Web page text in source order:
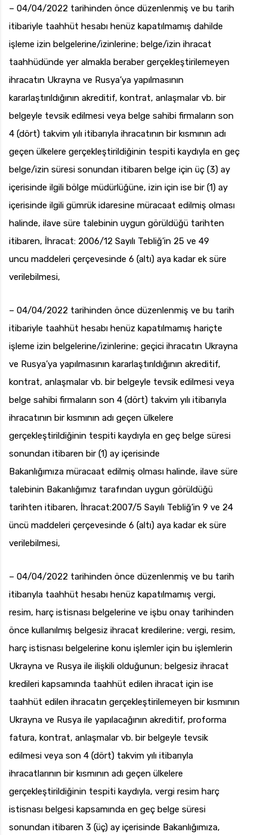
– 04/04/2022 tarihinden önce düzenlenmiş ve bu tarih
itibariyle taahhüt hesabı henüz kapatılmamış dahilde
işleme izin belgelerine/izinlerine; belge/izin ihracat
taahhüdünde yer almakla beraber gerçekleştirilemeyen
ihracatın Ukrayna ve Rusya’ya yapılmasının
kararlaştırıldığının akreditif, kontrat, anlaşmalar vb. bir
belgeyle tevsik edilmesi veya belge sahibi firmaların son
4 (dört) takvim yılı itibarıyla ihracatının bir kısmının adı
geçen ülkelere gerçekleştirildiğinin tespiti kaydıyla en geç
belge/izin süresi sonundan itibaren belge için üç (3) ay
içerisinde ilgili bölge müdürlüğüne, izin için ise bir (1) ay
içerisinde ilgili gümrük idaresine müracaat edilmiş olması
halinde, ilave süre talebinin uygun görüldüğü tarihten
itibaren, İhracat: 2006/12 Sayılı Tebliğ’in 25 ve 49
uncu maddeleri çerçevesinde 6 (altı) aya kadar ek süre
verilebilmesi,
– 04/04/2022 tarihinden önce düzenlenmiş ve bu tarih
itibariyle taahhüt hesabı henüz kapatılmamış hariçte
işleme izin belgelerine/izinlerine; geçici ihracatın Ukrayna
ve Rusya’ya yapılmasının kararlaştırıldığının akreditif,
kontrat, anlaşmalar vb. bir belgeyle tevsik edilmesi veya
belge sahibi firmaların son 4 (dört) takvim yılı itibarıyla
ihracatının bir kısmının adı geçen ülkelere
gerçekleştirildiğinin tespiti kaydıyla en geç belge süresi
sonundan itibaren bir (1) ay içerisinde
Bakanlığımıza müracaat edilmiş olması halinde, ilave süre
talebinin Bakanlığımız tarafından uygun görüldüğü
tarihten itibaren, İhracat:2007/5 Sayılı Tebliğ’in 9 ve 24
üncü maddeleri çerçevesinde 6 (altı) aya kadar ek süre
verilebilmesi,
– 04/04/2022 tarihinden önce düzenlenmiş ve bu tarih
itibarıyla taahhüt hesabı henüz kapatılmamış vergi,
resim, harç istisnası belgelerine ve işbu onay tarihinden
önce kullanılmış belgesiz ihracat kredilerine; vergi, resim,
harç istisnası belgelerine konu işlemler için bu işlemlerin
Ukrayna ve Rusya ile ilişkili olduğunun; belgesiz ihracat
kredileri kapsamında taahhüt edilen ihracat için ise
taahhüt edilen ihracatın gerçekleştirilemeyen bir kısmının
Ukrayna ve Rusya ile yapılacağının akreditif, proforma
fatura, kontrat, anlaşmalar vb. bir belgeyle tevsik
edilmesi veya son 4 (dört) takvim yılı itibarıyla
ihracatlarının bir kısmının adı geçen ülkelere
gerçekleştirildiğinin tespiti kaydıyla, vergi resim harç
istisnası belgesi kapsamında en geç belge süresi
sonundan itibaren 3 (üç) ay içerisinde Bakanlığımıza,